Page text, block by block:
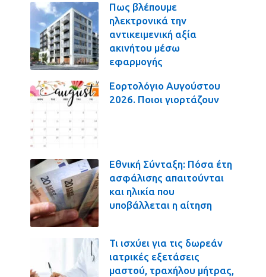
Πως βλέπουμε
ηλεκτρονικά την
αντικειμενική αξία
ακινήτου μέσω
εφαρμογής
Εορτολόγιο Αυγούστου
2026. Ποιοι γιορτάζουν
Εθνική Σύνταξη: Πόσα έτη
ασφάλισης απαιτούνται
και ηλικία που
υποβάλλεται η αίτηση
Τι ισχύει για τις δωρεάν
ιατρικές εξετάσεις
μαστού, τραχήλου μήτρας,